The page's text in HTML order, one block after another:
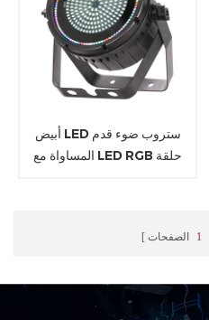
أبيض LED ستروب ضوء قدم
المساواة مع LED RGB حلقة
1 الصفحات